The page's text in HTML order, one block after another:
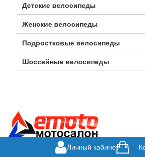
Детские велосипеды
Женские велосипеды
Подростковые велосипеды
Шоссейные велосипеды
Личный кабинет